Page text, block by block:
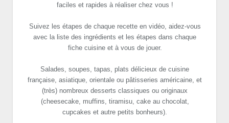
faciles et rapides à réaliser chez vous !
Suivez les étapes de chaque recette en vidéo, aidez-vous
avec la liste des ingrédients et les étapes dans chaque
fiche cuisine et à vous de jouer.
Salades, soupes, tapas, plats délicieux de cuisine
française, asiatique, orientale ou pâtisseries américaine, et
(très) nombreux desserts classiques ou originaux
(cheesecake, muffins, tiramisu, cake au chocolat,
cupcakes et autre petits bonheurs).